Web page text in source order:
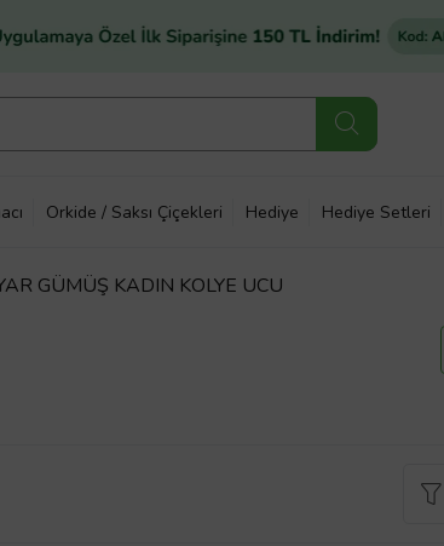
Orkide / Saksı Çiçekleri Hediye Hediye Setleri
GÜMÜŞ KADIN KOLYE UCU